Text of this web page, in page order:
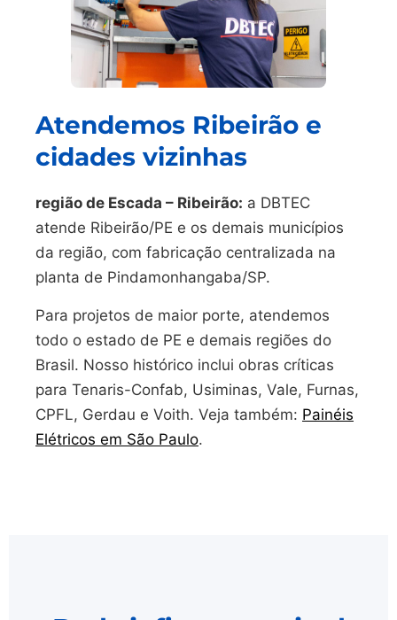
Atendemos Ribeirão e
cidades vizinhas
região de Escada – Ribeirão: a DBTEC
atende Ribeirão/PE e os demais municípios
da região, com fabricação centralizada na
planta de Pindamonhangaba/SP.
Para projetos de maior porte, atendemos
todo o estado de PE e demais regiões do
Brasil. Nosso histórico inclui obras críticas
para Tenaris-Confab, Usiminas, Vale, Furnas,
CPFL, Gerdau e Voith. Veja também: Painéis
Elétricos em São Paulo.